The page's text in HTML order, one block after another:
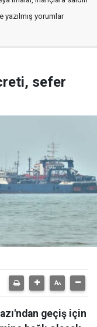
yazılmış yorumlar
sefer
geçiş için